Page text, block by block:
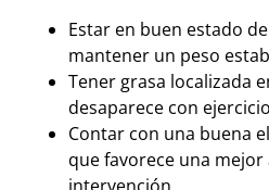
Estar en buen estado
mantener un peso
Tener grasa localizada
desaparece con
Contar con una buena
que favorece una